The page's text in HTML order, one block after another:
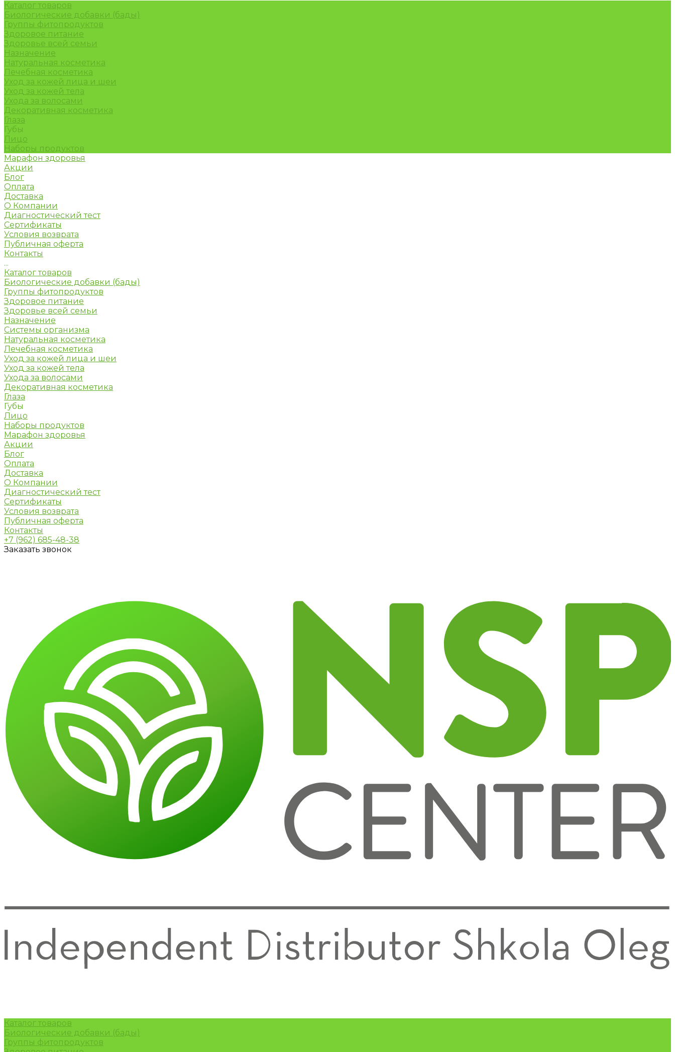
Каталог товаров
Биологические добавки (бады)
Группы фитопродуктов
Здоровое питание
Здоровье всей семьи
Назначение
Натуральная косметика
Лечебная косметика
Уход за кожей лица и шеи
Уход за кожей тела
Ухода за волосами
Декоративная косметика
Глаза
Губы
Лицо
Наборы продуктов
Марафон здоровья
Акции
Блог
Оплата
Доставка
О Компании
Диагностический тест
Сертификаты
Условия возврата
Публичная оферта
Контакты
...
Каталог товаров
Биологические добавки (бады)
Группы фитопродуктов
Здоровое питание
Здоровье всей семьи
Назначение
Системы организма
Натуральная косметика
Лечебная косметика
Уход за кожей лица и шеи
Уход за кожей тела
Ухода за волосами
Декоративная косметика
Глаза
Губы
Лицо
Наборы продуктов
Марафон здоровья
Акции
Блог
Оплата
Доставка
О Компании
Диагностический тест
Сертификаты
Условия возврата
Публичная оферта
Контакты
+7 (962) 685-48-38
Заказать звонок
Каталог товаров
Биологические добавки (бады)
Группы фитопродуктов